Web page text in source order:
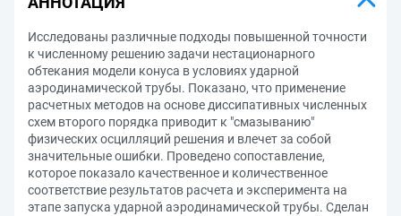
Исследованы различные подходы повышенной точности
к численному решению задачи нестационарного
обтекания модели конуса в условиях ударной
аэродинамической трубы. Показано, что применение
расчетных методов на основе диссипативных численных
схем второго порядка приводит к "смазыванию"
физических осцилляций решения и влечет за собой
значительные ошибки. Проведено сопоставление,
которое показало качественное и количественное
соответствие результатов расчета и эксперимента на
этапе запуска ударной аэродинамической трубы. Сделан